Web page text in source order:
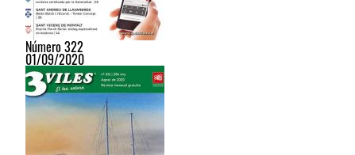
Número 322
01/09/2020